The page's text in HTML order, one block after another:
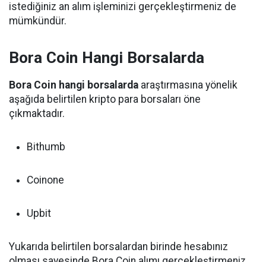
istediğiniz an alım işleminizi gerçekleştirmeniz de
mümkündür.
Bora Coin Hangi Borsalarda
Bora Coin hangi borsalarda araştırmasına yönelik
aşağıda belirtilen kripto para borsaları öne
çıkmaktadır.
Bithumb
Coinone
Upbit
Yukarıda belirtilen borsalardan birinde hesabınız